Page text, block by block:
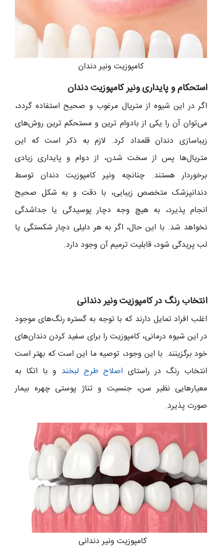
کامپوزیت ونیر دندان
استحکام و پایداری ونیر کامپوزیت دندان
اگر در این شیوه از متریال مرغوب و صحیح استفاده گردد،
می‌توان آن را یکی از بادوام‌ ترین و مستحکم‌ ترین روش‌های
زیباسازی دندان قلمداد کرد. لازم به ذکر است که این
متریال‌ها پس از سخت شدن، از دوام و پایداری زیادی
برخوردار هستند. چنانچه ونیر کامپوزیت دندان توسط
دندانپزشک متخصص زیبایی، با دقت و به شکل صحیح
انجام پذیرد، به هیچ وجه دچار پوسیدگی یا جداشدگی
نخواهد شد. با این حال، اگر به هر دلیلی دچار شکستگی یا
لب پریدگی شود، قابلیت ترمیم آن وجود دارد.
انتخاب رنگ در کامپوزیت ونیر دندانی
اغلب افراد تمایل دارند که با توجه به گستره رنگ‌های موجود
در این شیوه درمانی، کامپوزیت را برای سفید کردن دندان‌های
خود برگزینند. با این وجود، توصیه ما این است که بهتر است
انتخاب رنگ در راستای اصلاح طرح لبخند و با اتکا به
معیارهایی نظیر سن، جنسیت و تناژ پوستی چهره بیمار
صورت پذیرد.
کامپوزیت ونیر دندانی